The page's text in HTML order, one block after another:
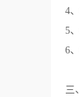
4
5
6
三、